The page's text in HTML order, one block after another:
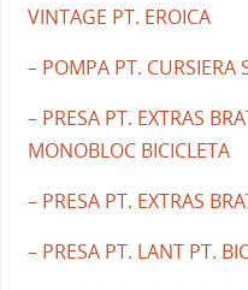
VINTAGE PT. EROICA
– POMPA PT. CURSIERA
– PRESA PT. EXTRAS
MONOBLOC BICICLETA
– PRESA PT. EXTRAS
– PRESA PT. LANT PT.